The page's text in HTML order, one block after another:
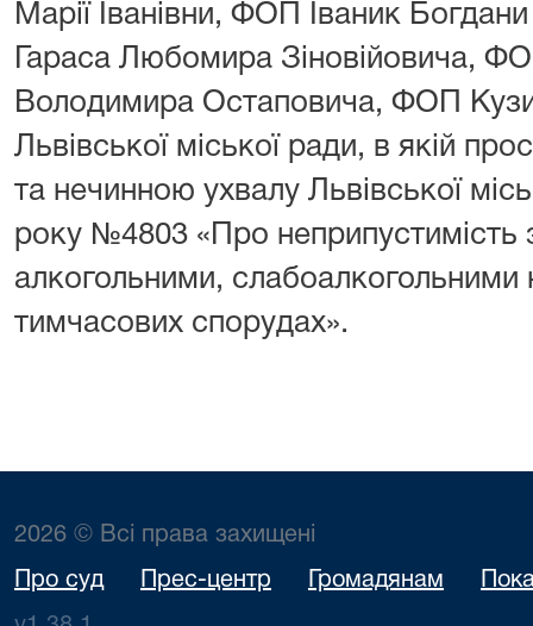
Марії Іванівни, ФОП Іваник
Гараса Любомира Зіновійовича,
Володимира Остаповича, ФОП
Львівської міської ради, в якій
та нечинною ухвалу Львівської
року №4803 «Про неприпустимість
алкогольними,
тимчасових спорудах».
2026 © Всі права захищені
Про суд Прес-центр Громадянам